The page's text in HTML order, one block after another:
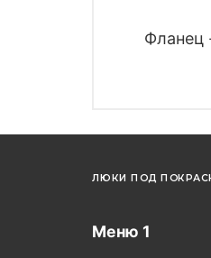
Фланец
ЛЮКИ ПОД
Меню 1